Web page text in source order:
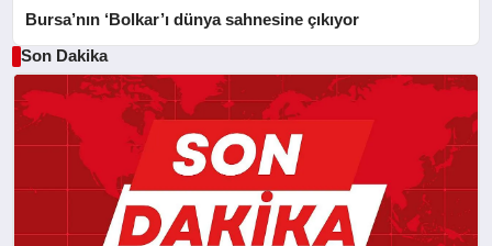
Bursa’nın ‘Bolkar’ı dünya sahnesine çıkıyor
Son Dakika